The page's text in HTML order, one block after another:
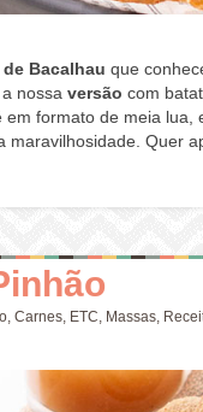
Bacalhau que
nossa versão com
formato de meia
maravilhosidade. Quer
, Carnes, ETC, Massas,